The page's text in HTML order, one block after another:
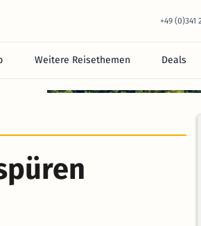
+49 (0)341
Weitere Reisethemen Deals